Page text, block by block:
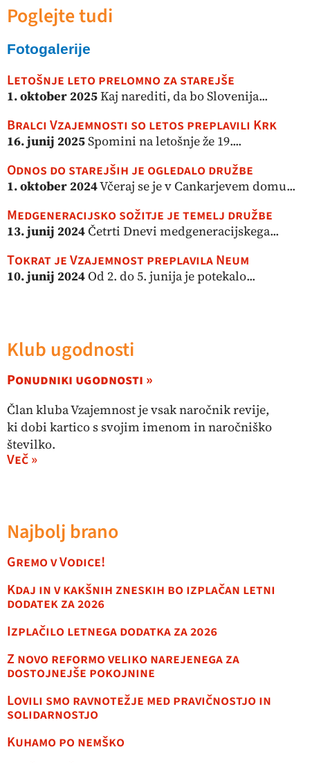
Poglejte tudi
Fotogalerije
Letošnje leto prelomno za starejše
1. oktober 2025Kaj narediti, da bo Slovenija...
Bralci Vzajemnosti so letos preplavili Krk
16. junij 2025Spomini na letošnje že 19....
Odnos do starejših je ogledalo družbe
1. oktober 2024Včeraj se je v Cankarjevem domu...
Medgeneracijsko sožitje je temelj družbe
13. junij 2024Četrti Dnevi medgeneracijskega...
Tokrat je Vzajemnost preplavila Neum
10. junij 2024Od 2. do 5. junija je potekalo...
Klub ugodnosti
Ponudniki ugodnosti »
Član kluba Vzajemnost je vsak naročnik revije,
ki dobi kartico s svojim imenom in naročniško
številko.
Več »
Najbolj brano
Gremo v Vodice!
Kdaj in v kakšnih zneskih bo izplačan letni
dodatek za 2026
Izplačilo letnega dodatka za 2026
Z novo reformo veliko narejenega za
dostojnejše pokojnine
Lovili smo ravnotežje med pravičnostjo in
solidarnostjo
Kuhamo po nemško